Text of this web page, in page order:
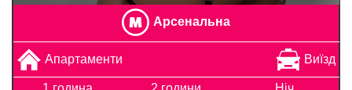
Арсенальна
Апартаменти Виїзд